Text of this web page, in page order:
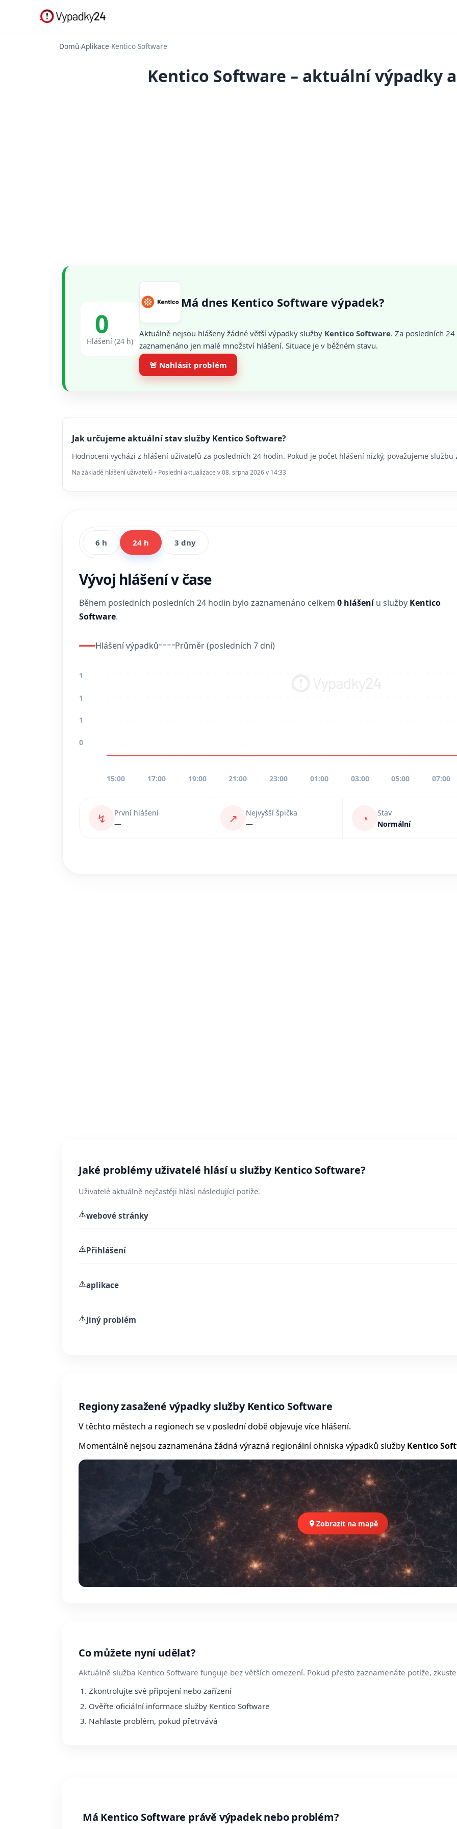
Domů›Aplikace›Kentico Software
Kentico Software – aktuální výpadky
0
Hlášení (24 h)
Má dnes Kentico Software výpadek?
Aktuálně nejsou hlášeny žádné větší výpadky služby Kentico Software. Za posledních
zaznamenáno jen malé množství hlášení. Situace je v běžném stavu.
🚨 Nahlásit problém
Jak určujeme aktuální stav služby Kentico Software?
Hodnocení vychází z hlášení uživatelů za posledních 24 hodin. Pokud je počet hlášení nízký, považujeme službu
Na základě hlášení uživatelů • Poslední aktualizace v 08. srpna 2026 v 14:33
6 h 24 h 3 dny
Vývoj hlášení v čase
Během posledních posledních 24 hodin bylo zaznamenáno celkem 0 hlášeníu služby Kentico
Software.
Hlášení výpadků Průměr (posledních 7 dní)
1
1
1
0
15:00 17:00 19:00 21:00 23:00 01:00 03:00 05:00 07:00
↯
První hlášení
—
↗
Nejvyšší špička
—
◔
Stav
Normální
Jaké problémy uživatelé hlásí u služby Kentico Software?
Uživatelé aktuálně nejčastěji hlásí následující potíže.
⚠️webové stránky
⚠️Přihlášení
⚠️aplikace
⚠️Jiný problém
Regiony zasažené výpadky služby Kentico Software
V těchto městech a regionech se v poslední době objevuje více hlášení.
Momentálně nejsou zaznamenána žádná výrazná regionální ohniska výpadků služby Kentico
Zobrazit na mapě
Co můžete nyní udělat?
Aktuálně služba Kentico Software funguje bez větších omezení. Pokud přesto zaznamenáte potíže,
Zkontrolujte své připojení nebo zařízení
Ověřte oficiální informace služby Kentico Software
Nahlaste problém, pokud přetrvává
Má Kentico Software právě výpadek nebo problém?